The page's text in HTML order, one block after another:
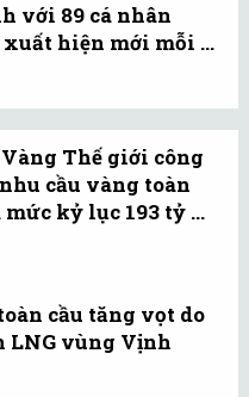
với 89 cá nhân
hiện mới mỗi ...
Thế giới công
cầu vàng toàn
mức kỷ lục 193 tỷ ...
cầu tăng vọt do
LNG vùng Vịnh